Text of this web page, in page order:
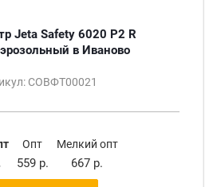
Jeta Safety 6020 P2 R
в Иваново
СОВФТ00021
Опт
559 р.
Мелкий опт
667 р.